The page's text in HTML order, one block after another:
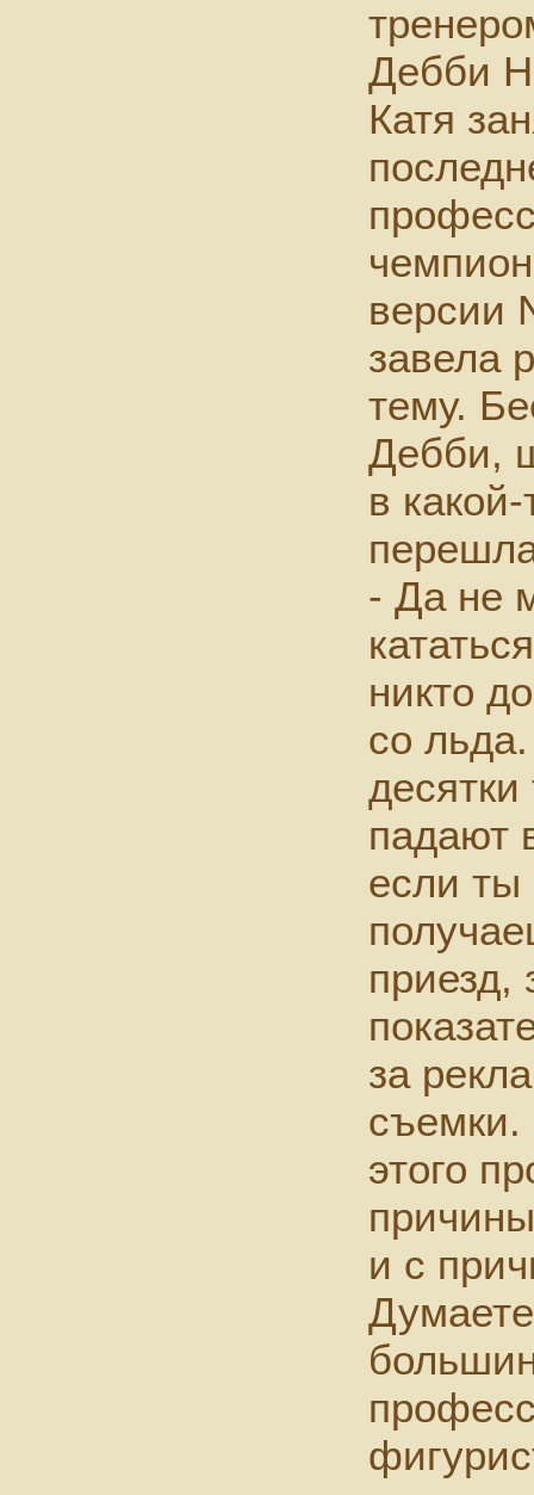
Дебби
Катя
версии
завела
тему.
Дебби,
в
- Да не
никто
со
падают
если
приезд,
за
съемки.
этого
и с